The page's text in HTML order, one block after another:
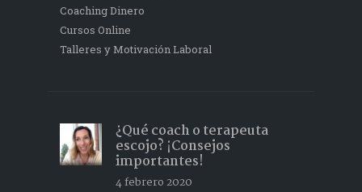
Coaching Dinero
Cursos Online
Talleres y Motivación Laboral
¿Qué coach o terapeuta
escojo? ¡Consejos
importantes!
4 febrero 2020